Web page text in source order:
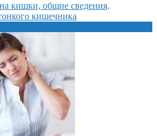
кишки, общие сведения,
кишечника